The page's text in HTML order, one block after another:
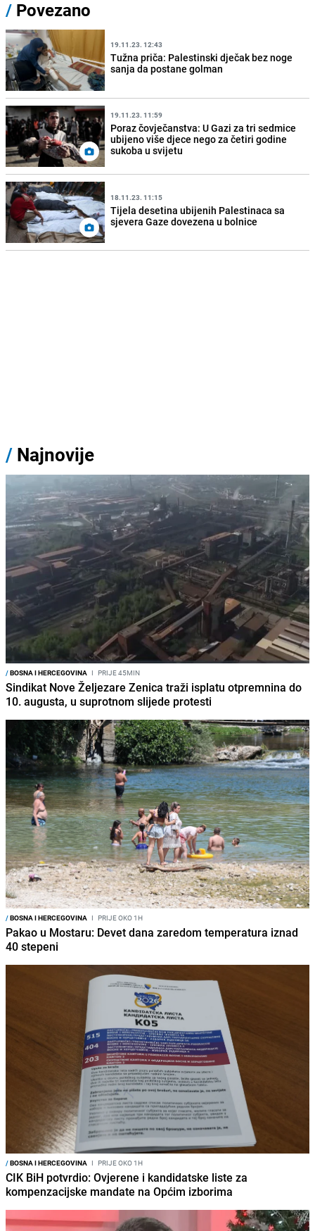
/ Povezano
19.11.23. 12:43
Tužna priča: Palestinski dječak bez noge
sanja da postane golman
19.11.23. 11:59
Poraz čovječanstva: U Gazi za tri sedmice
ubijeno više djece nego za četiri godine
sukoba u svijetu
18.11.23. 11:15
Tijela desetina ubijenih Palestinaca sa
sjevera Gaze dovezena u bolnice
/ Najnovije
/BOSNA I HERCEGOVINA I PRIJE 45MIN
Sindikat Nove Željezare Zenica traži isplatu otpremnina do
10. augusta, u suprotnom slijede protesti
/BOSNA I HERCEGOVINA I PRIJE OKO 1H
Pakao u Mostaru: Devet dana zaredom temperatura iznad
40 stepeni
/BOSNA I HERCEGOVINA I PRIJE OKO 1H
CIK BiH potvrdio: Ovjerene i kandidatske liste za
kompenzacijske mandate na Općim izborima